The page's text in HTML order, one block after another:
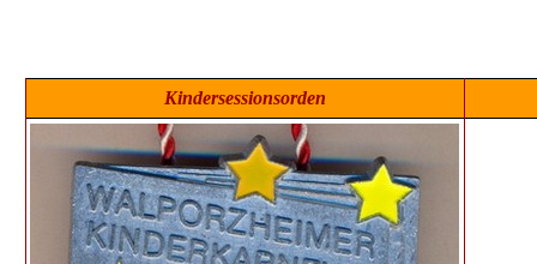
Kindersessionsorden